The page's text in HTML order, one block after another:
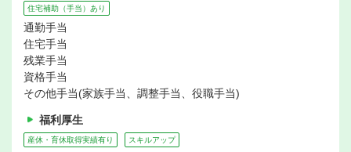
住宅補助（手当）あり
通勤手当
住宅手当
残業手当
資格手当
その他手当(家族手当、調整手当、役職手当)
福利厚生
産休・育休取得実績有り スキルアップ